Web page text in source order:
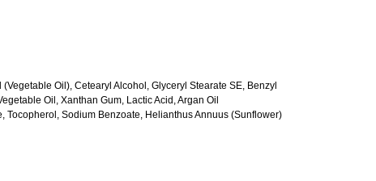
Oil), Cetearyl Alcohol, Glyceryl Stearate SE, Benzyl
Oil, Xanthan Gum, Lactic Acid, Argan Oil
Sodium Benzoate, Helianthus Annuus (Sunflower)